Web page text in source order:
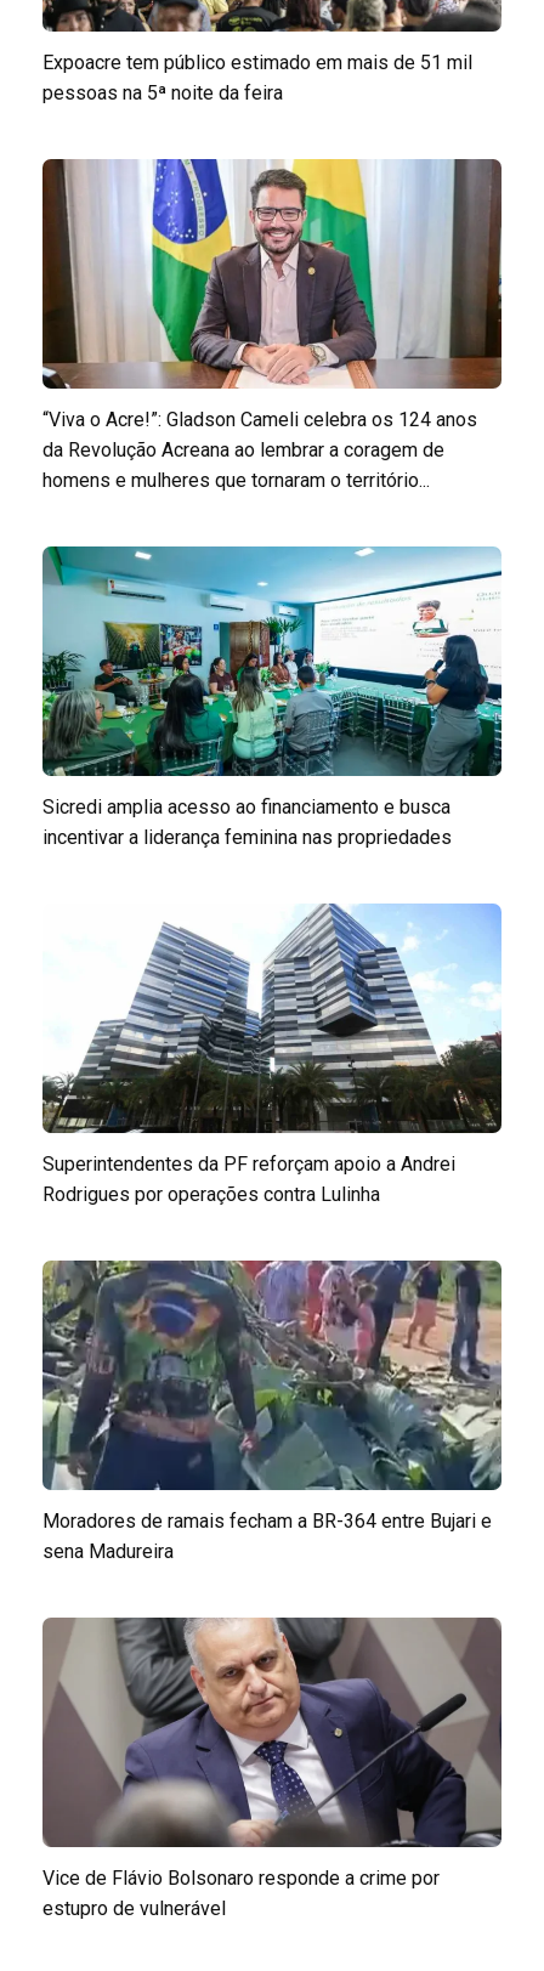
Expoacre tem público estimado em mais de 51 mil
pessoas na 5ª noite da feira
“Viva o Acre!”: Gladson Cameli celebra os 124 anos
da Revolução Acreana ao lembrar a coragem de
homens e mulheres que tornaram o território...
Sicredi amplia acesso ao financiamento e busca
incentivar a liderança feminina nas propriedades
Superintendentes da PF reforçam apoio a Andrei
Rodrigues por operações contra Lulinha
Moradores de ramais fecham a BR-364 entre Bujari e
sena Madureira
Vice de Flávio Bolsonaro responde a crime por
estupro de vulnerável